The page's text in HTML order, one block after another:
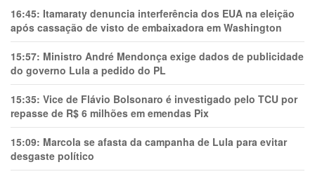
16:45: Itamaraty denuncia interferência dos EUA na eleição
após cassação de visto de embaixadora em Washington
15:57: Ministro André Mendonça exige dados de publicidade
do governo Lula a pedido do PL
15:35: Vice de Flávio Bolsonaro é investigado pelo TCU por
repasse de R$ 6 milhões em emendas Pix
15:09: Marcola se afasta da campanha de Lula para evitar
desgaste político